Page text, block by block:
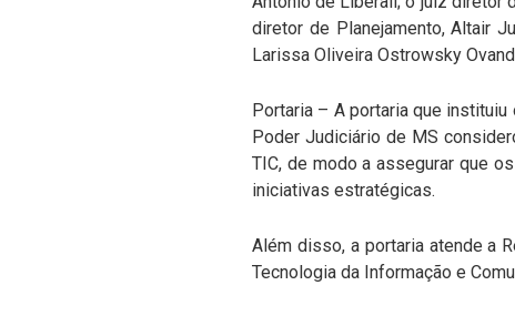
diretor de Planejamento, Altair
Larissa Oliveira Ostrowsky
Portaria – A portaria que
Poder Judiciário de MS
TIC, de modo a assegurar que
iniciativas estratégicas.
Além disso, a portaria atende a
Tecnologia da Informação e